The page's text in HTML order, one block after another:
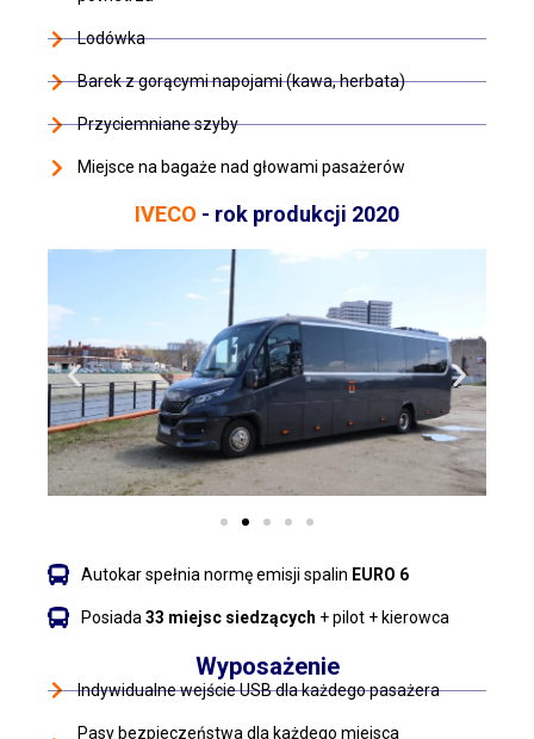
Lodówka
Barek z gorącymi napojami (kawa, herbata)
Przyciemniane szyby
Miejsce na bagaże nad głowami pasażerów
IVECO - rok produkcji 2020
Autokar spełnia normę emisji spalin EURO 6
Posiada 33 miejsc siedzących + pilot + kierowca
Wyposażenie
Indywidualne wejście USB dla każdego pasażera
Pasy bezpieczeństwa dla każdego miejsca